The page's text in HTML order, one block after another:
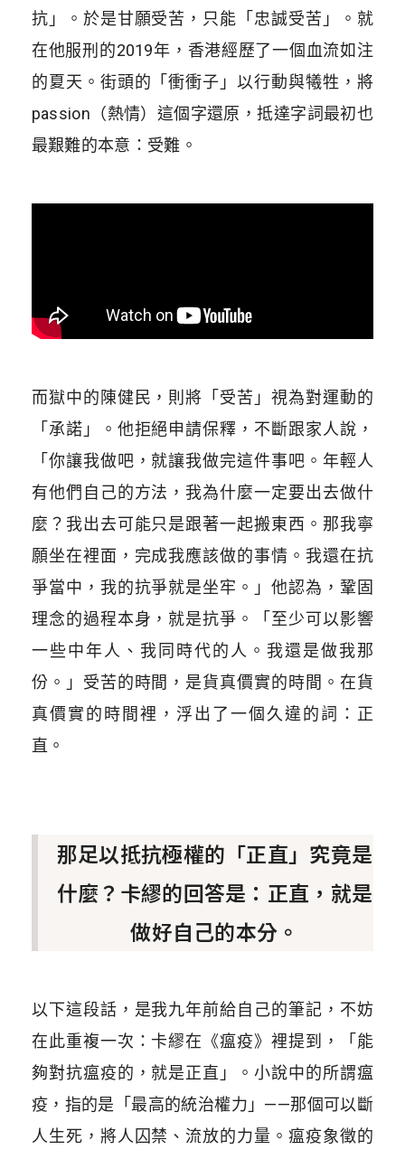
抗」。於是甘願受苦，只能「忠誠受苦」。就
在他服刑的2019年，香港經歷了一個血流如注
的夏天。街頭的「衝衝子」以行動與犧牲，將
passion（熱情）這個字還原，抵達字詞最初也
最艱難的本意：受難。
而獄中的陳健民，則將「受苦」視為對運動的
「承諾」。他拒絕申請保釋，不斷跟家人說，
「你讓我做吧，就讓我做完這件事吧。年輕人
有他們自己的方法，我為什麼一定要出去做什
麼？我出去可能只是跟著一起搬東西。那我寧
願坐在裡面，完成我應該做的事情。我還在抗
爭當中，我的抗爭就是坐牢。」他認為，鞏固
理念的過程本身，就是抗爭。「至少可以影響
一些中年人、我同時代的人。我還是做我那
份。」受苦的時間，是貨真價實的時間。在貨
真價實的時間裡，浮出了一個久違的詞：正
直。
那足以抵抗極權的「正直」究竟是
什麼？卡繆的回答是：正直，就是
做好自己的本分。
以下這段話，是我九年前給自己的筆記，不妨
在此重複一次：卡繆在《瘟疫》裡提到，「能
夠對抗瘟疫的，就是正直」。小說中的所謂瘟
疫，指的是「最高的統治權力」——那個可以斷
人生死，將人囚禁、流放的力量。瘟疫象徵的